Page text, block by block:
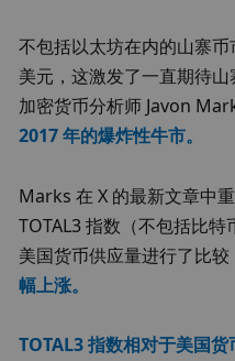
不包括以太坊在内的山寨
美元，这激发了一直期待山
加密货币分析师 Javon
2017 年的爆炸性牛市。
Marks 在 X 的最新文章中
TOTAL3 指数（不包括比
美国货币供应量进行了比较
幅上涨。
TOTAL3 指数相对于美国